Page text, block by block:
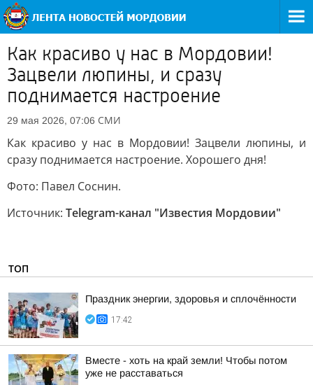
Как красиво у нас в Мордовии!
Зацвели люпины, и сразу
поднимается настроение
29 мая 2026, 07:06 СМИ
Как красиво у нас в Мордовии! Зацвели люпины, и
сразу поднимается настроение. Хорошего дня!
Фото: Павел Соснин.
Источник: Telegram-канал "Известия Мордовии"
ТОП
Праздник энергии, здоровья и сплочённости
17:42
Вместе - хоть на край земли! Чтобы потом
уже не расставаться